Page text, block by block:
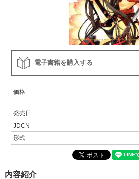
電子書籍を購入する
価格
発売日
JDCN
形式
内容紹介